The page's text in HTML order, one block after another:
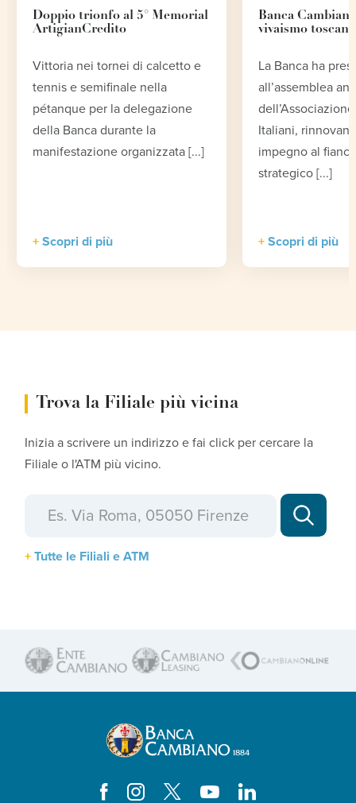
Doppio trionfo al 5° Memorial
ArtigianCredito
Vittoria nei tornei di calcetto e
tennis e semifinale nella
pétanque per la delegazione
della Banca durante la
manifestazione organizzata [...]
Scopri di più
Banca
vivaismo toscano
La Banca ha
all’assemblea
Italiani,
impegno al
strategico [...]
Scopri di più
Trova la Filiale più vicina
Inizia a scrivere un indirizzo e fai click per cercare la
Filiale o l'ATM più vicino.
Tutte le Filiali e ATM